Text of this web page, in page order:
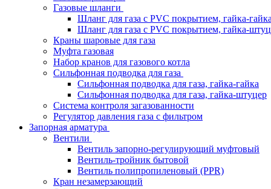
Газовые шланги
Шланг для газа с PVC покрытием, гайка-гайка
Шланг для газа с PVC покрытием, гайка-
Краны шаровые для газа
Муфта газовая
Набор кранов для газового котла
Сильфонная подводка для газа
Сильфонная подводка для газа, гайка-гайка
Сильфонная подводка для газа, гайка-штуцер
Система контроля загазованности
Регулятор давления газа с фильтром
Запорная арматура
Вентили
Вентиль запорно-регулирующий муфтовый
Вентиль-тройник бытовой
Вентиль полипропиленовый (PPR)
Кран незамерзающий